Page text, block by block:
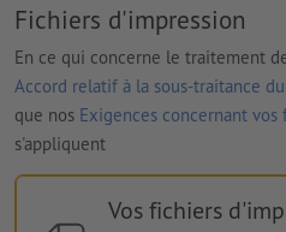
Fichiers d'impression
En ce qui concerne le traitement
Accord relatif à la sous-traitance
que nos Exigences concernant
s'appliquent
Vos fichiers